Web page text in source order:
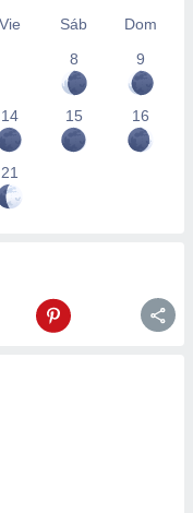
Vie Sáb
Dom
8
9
14 15 16
21